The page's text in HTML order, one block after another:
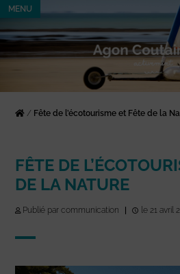
MENU
/ Fête de l’écotourisme et Fête de la
FÊTE DE
DE LA NATURE
Publié par communication le 21 avril